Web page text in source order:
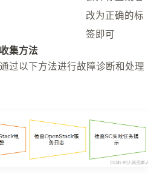
改为正确的标
签即可
集方法
过以下方法进行故障诊断和处理